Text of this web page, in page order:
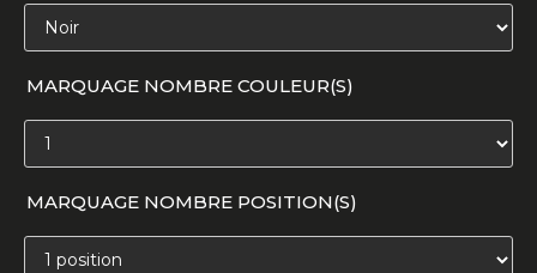
MARQUAGE NOMBRE COULEUR(S)
MARQUAGE NOMBRE POSITION(S)